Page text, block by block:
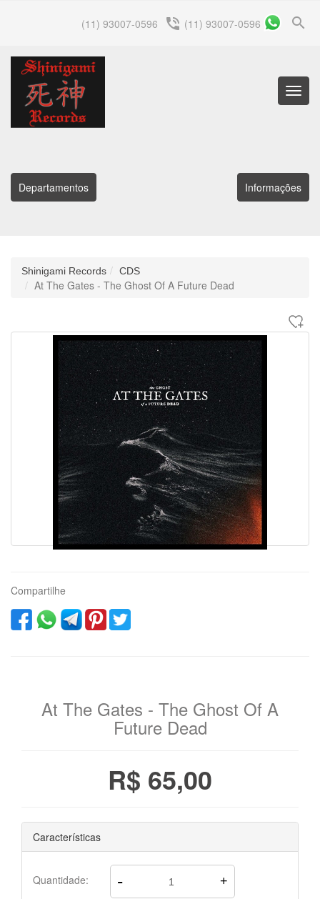
search
(11) 93007-0596 phone_in_talk (11) 93007-0596
Menu
Departamentos Informações
Shinigami Records CDS
At The Gates - The Ghost Of A Future Dead
Compartilhe
At The Gates - The Ghost Of A
Future Dead
R$ 65,00
Características
Quantidade: - +